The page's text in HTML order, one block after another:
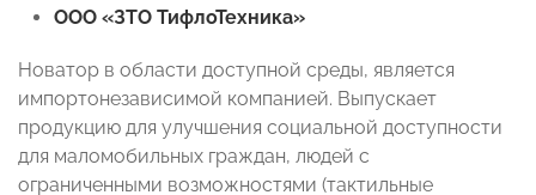
ООО «ЗТО ТифлоТехника»
Новатор в области доступной среды, является
импортонезависимой компанией. Выпускает
продукцию для улучшения социальной доступности
для маломобильных граждан, людей с
ограниченными возможностями (тактильные